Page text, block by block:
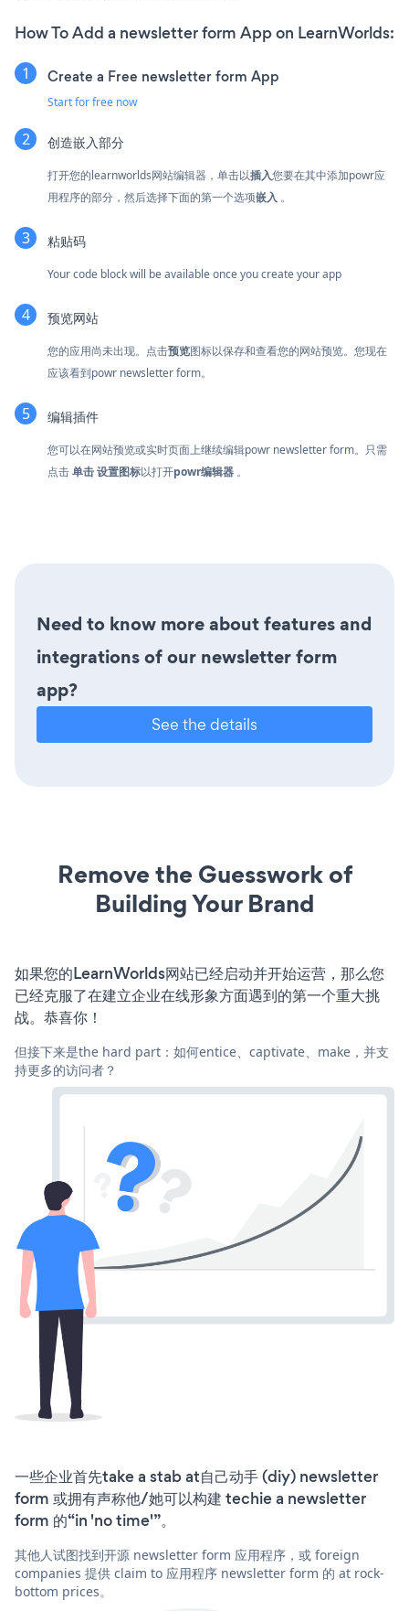
How To Add a newsletter form App on LearnWorlds:
Create a Free newsletter form App
Start for free now
创造嵌入部分
打开您的learnworlds网站编辑器，单击以插入您要在其中添加powr应
用程序的部分，然后选择下面的第一个选项嵌入 。
粘贴码
Your code block will be available once you create your app
预览网站
您的应用尚未出现。点击预览图标以保存和查看您的网站预览。您现在
应该看到powr newsletter form。
编辑插件
您可以在网站预览或实时页面上继续编辑powr newsletter form。只需
点击单击设置图标以打开powr编辑器 。
Need to know more about features and
integrations of our newsletter form
app?
See the details
Remove the Guesswork of
Building Your Brand
如果您的LearnWorlds网站已经启动并开始运营，那么您
已经克服了在建立企业在线形象方面遇到的第一个重大挑
战。恭喜你！
但接下来是the hard part：如何entice、captivate、make，并支
持更多的访问者？
一些企业首先take a stab at自己动手 (diy) newsletter
form 或拥有声称他/她可以构建 techie a newsletter
form 的“in 'no time'”。
其他人试图找到开源 newsletter form 应用程序，或 foreign
companies 提供 claim to 应用程序 newsletter form 的 at rock-
bottom prices。